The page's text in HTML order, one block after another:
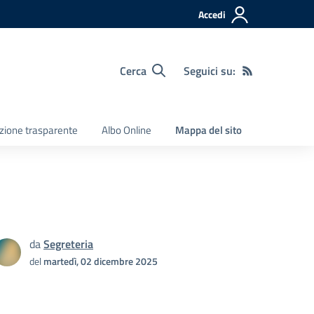
Accedi
Cerca Seguici su:
trasparente Albo Online Mappa del sito
daSegreteria
delmartedì, 02 dicembre 2025